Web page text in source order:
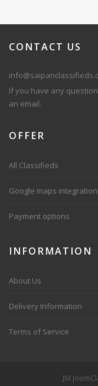
CONTACT US
If you have any
an email.
OFFER
All Classifieds
Google maps integration
Payment options
INFORMATION
About Us
Delivery Information
Terms of Service
JM